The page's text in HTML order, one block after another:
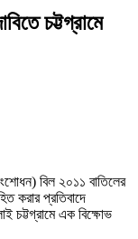
চট্টগ্রামে
বিল ২০১১ বাতিলের
করার প্রতিবাদে
চট্টগ্রামে এক বিক্ষোভ